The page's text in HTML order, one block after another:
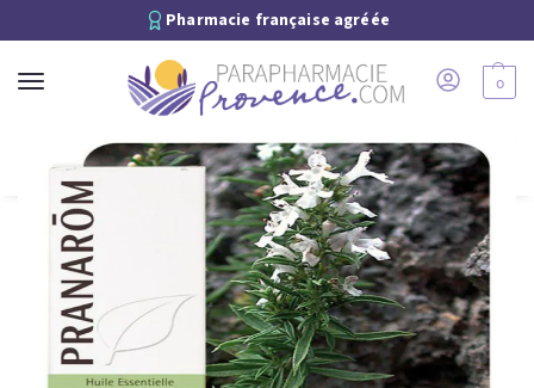
Pharmacie française agréée
Recherche
0